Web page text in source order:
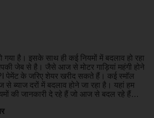
है। इसके साथ ही कई नियमों में बदलाव हो रहा
जेब से है। जैसे आज से मोटर गाड़ियां महंगी होने
पेमेंट के जरिए शेयर खरीद सकते हैं। कई स्मॉल
ब्याज दरों में बदलाव होने जा रहा है। यहां हम
की जानकारी दे रहे हैं जो आज से बदल रहे हैं…